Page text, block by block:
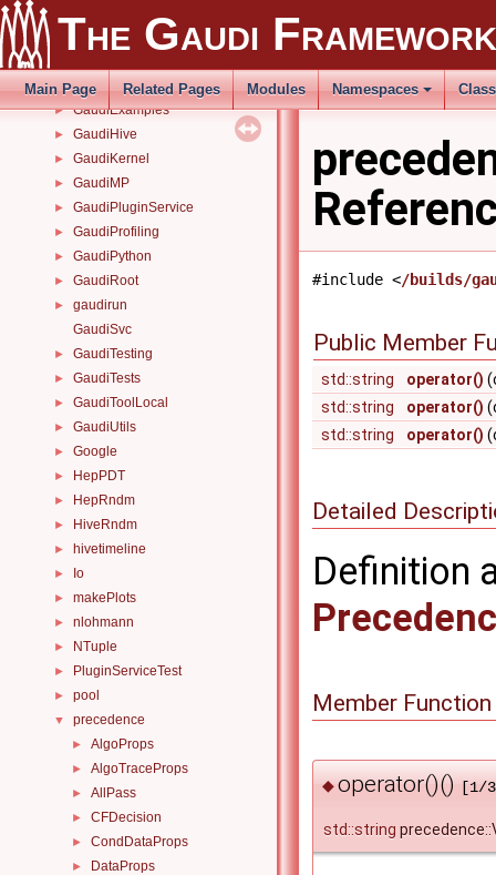
The Gaudi Framework
Main Page Related Pages Modules Namespaces
GaudiConfig2
► GaudiEx
► GaudiExamples
► GaudiHive
► GaudiKernel
► GaudiMP
► GaudiPluginService
► GaudiProfiling
► GaudiPython
► GaudiRoot
►
gaudirun
GaudiSvc
► GaudiTesting
► GaudiTests
► GaudiToolLocal
► GaudiUtils
► Google
► HepPDT
► HepRndm
► HiveRndm
► hivetimeline
► Io
► makePlots
► nlohmann
► NTuple
► PluginServiceTest
► pool
▼ precedence
► AlgoProps
► AlgoTraceProps
► AllPass
► CFDecision
► CondDataProps
► DataProps
#include </builds/
Public Member
std::string operator()
std::string
operator()
std::string
operator()
Detailed
Definition
Member
◆operator()() [1/
std::string